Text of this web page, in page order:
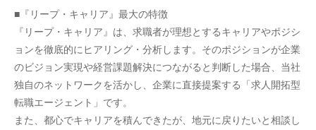
■『リープ・キャリア』最大の特徴
『リープ・キャリア』は、求職者が理想とするキャリアやポジシ
ョンを徹底的にヒアリング・分析します。そのポジションが企業
のビジョン実現や経営課題解決につながると判断した場合、当社
独自のネットワークを活かし、企業に直接提案する「求人開拓型
転職エージェント」です。
また、都心でキャリアを積んできたが、地元に戻りたいと相談し